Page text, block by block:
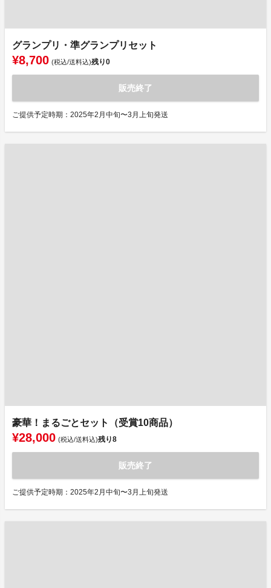
グランプリ・準グランプリセット
¥8,700 (税込/送料込)残り0
販売終了
ご提供予定時期：2025年2月中旬〜3月上旬発送
豪華！まるごとセット（受賞10商品）
¥28,000 (税込/送料込)残り8
販売終了
ご提供予定時期：2025年2月中旬〜3月上旬発送